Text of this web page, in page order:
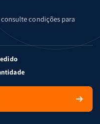
condições para